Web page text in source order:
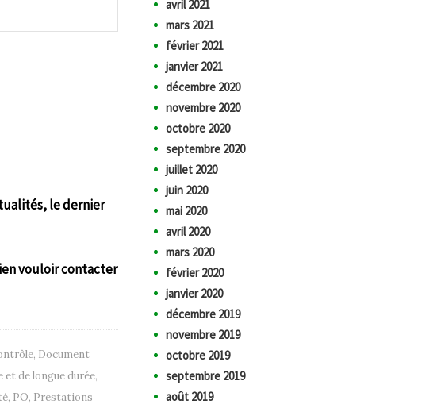
le dernier
vouloir contacter
, Document
et de longue durée,
, PO, Prestations
avril 2021
mars 2021
février 2021
janvier 2021
décembre 2020
novembre 2020
octobre 2020
septembre 2020
juillet 2020
juin 2020
mai 2020
avril 2020
mars 2020
février 2020
janvier 2020
décembre 2019
novembre 2019
octobre 2019
septembre 2019
août 2019